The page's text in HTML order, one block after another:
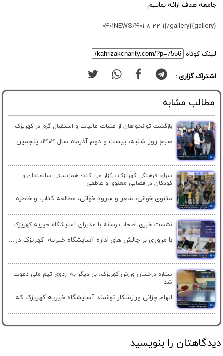
جامعه هدف ارائه نماییم.
{gallery}0401NEWS/401-8-22-1{/gallery}
لینک کوتاه
اشتراک گزاری :
مطالب مشابه
بازگشت توانخواهان از عتبات عالیات و استقبال گرم در کهریزک
صبح روز شنبه، بیست و دوم آذرماه سال ۱۴۰۴، پنجمین...
سرای فرهنگی کهریزک برگزار می کند؛ همزیستی سالمندان و
کودکان در فضایی معنوی و عاطفی
مثنوی خوانی، شعر و سرود خوانی، مطالعه کتاب و خاطره...
نشست خبری اصحاب رسانه با مدیران آسایشگاه خیریه کهریزک
با مروری بر چالش های اداره آسایشگاه خیریه کهریزک در...
ستاره درخشان ورزش کهریزک، بار دیگر به اردوی تیم ملی دعوت
شد
الهام چزانی ورزشکار توانمند آسایشگاه خیریه کهریزک که...
دیدگاهتان را بنویسید